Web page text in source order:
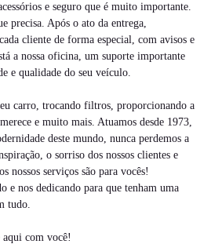
e seguro que é muito importante.
precisa. Após o ato da entrega,
cliente de forma especial, com avisos e
a nossa oficina, um suporte importante
e qualidade do seu veículo.
carro, trocando filtros, proporcionando a
e muito mais. Atuamos desde 1973,
deste mundo, nunca perdemos a
o sorriso dos nossos clientes e
nossos serviços são para vocês!
e nos dedicando para que tenham uma
tudo.
aqui com você!